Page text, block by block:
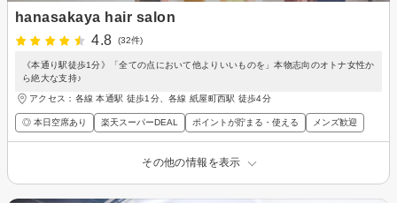
hanasakaya hair salon
4.8
(32件)
《本通り駅徒歩1分》「全ての点において他よりいいものを」本物志向のオトナ女性か
ら絶大な支持♪
アクセス：各線 本通駅 徒歩1分、各線 紙屋町西駅 徒歩4分
◎ 本日空席あり 楽天スーパーDEAL ポイントが貯まる・使える メンズ歓迎
その他の情報を表示